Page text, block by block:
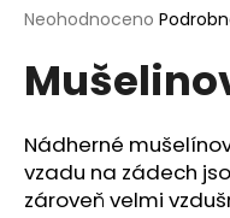
Průměrné
produktu
je
z
5
hvězdiček.
Neohodnoceno
Nádherné
vzadu na zádech
zároveň velmi
a
j
í
?